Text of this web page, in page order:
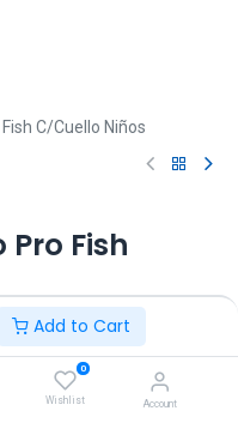
Add to Cart
0
Wishlist Account
C/Cuello Niños
Fish